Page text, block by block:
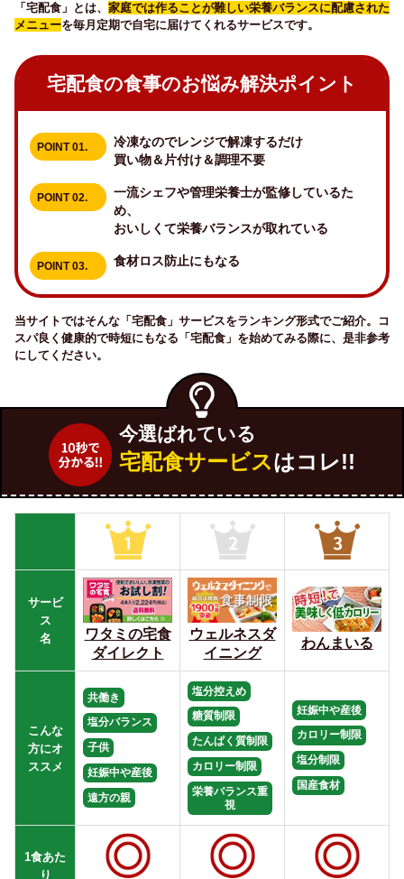
「宅配食」とは、 家庭では作ることが難しい栄養バランスに配慮された
メニューを毎月定期で自宅に届けてくれるサービスです。
宅配食の食事のお悩み解決ポイント
POINT 01.
冷凍なのでレンジで解凍するだけ
買い物＆片付け＆調理不要
POINT 02.
一流シェフや管理栄養士が監修しているた
め、
おいしくて栄養バランスが取れている
POINT 03. 食材ロス防止にもなる
当サイトではそんな「宅配食」サービスをランキング形式でご紹介。コ
スパ良く健康的で時短にもなる「宅配食」を始めてみる際に、是非参考
にしてください。
今選ばれている
宅配食サービスはコレ!!
サービ
ス
名
ワタミの宅食
ダイレクト
ウェルネスダ
イニング
わんまいる
こんな
方にオ
ススメ
共働き
塩分バランス
子供
妊娠中や産後
遠方の親
塩分控えめ
糖質制限
たんぱく質制限
カロリー制限
栄養バランス重
視
妊娠中や産後
カロリー制限
塩分制限
国産食材
1食あた
り